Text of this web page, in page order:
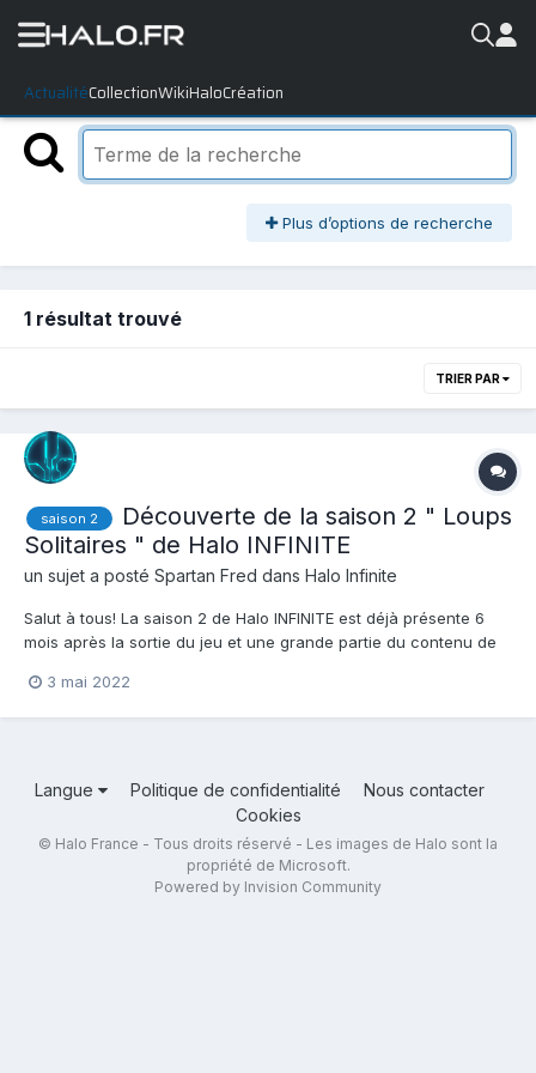
ActualitéCollectionWikiHaloCréation
Plus d’options de recherche
1 résultat trouvé
TRIER PAR
saison 2
Découverte de la saison 2 " Loups
Solitaires " de Halo INFINITE
un sujet a posté Spartan Fred dans Halo Infinite
Salut à tous! La saison 2 de Halo INFINITE est déjà présente 6
mois après la sortie du jeu et une grande partie du contenu de
nouvelles cartes, 3 modes, un battle pass et des éléments
narratifs que cette saison étoffe un peu plus le maigre c...
3 mai 2022
Langue Politique de confidentialité
Nous contacter
Cookies
© Halo France - Tous droits réservé - Les images de Halo sont la
propriété de Microsoft.
Powered by Invision Community